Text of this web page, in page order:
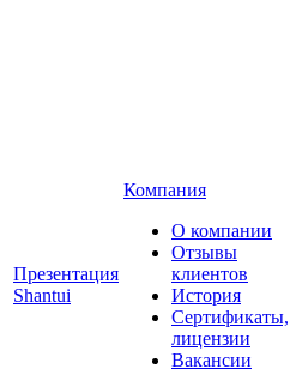
Презентация
Shantui
Компания
О компании
Отзывы
клиентов
История
Сертификаты,
лицензии
Вакансии